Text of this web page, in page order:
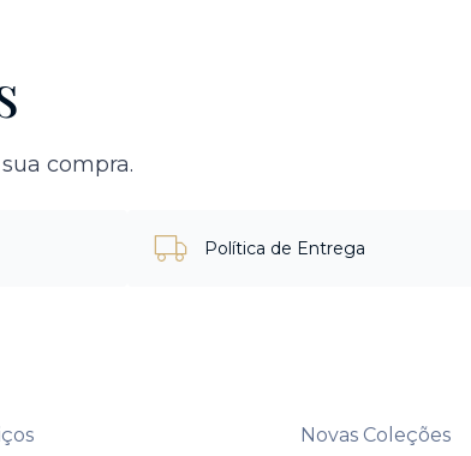
compra.
Política de Entrega
Novas Coleções